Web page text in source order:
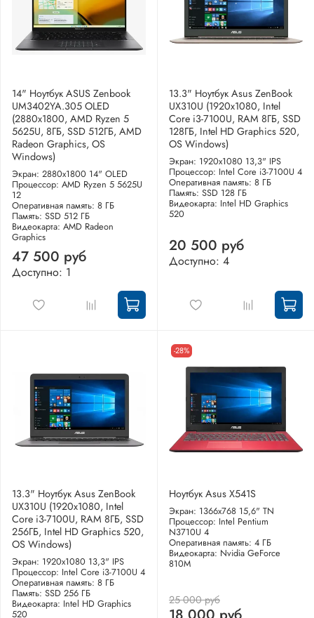
14" Ноутбук ASUS Zenbook
UM3402YA.305 OLED
(2880x1800, AMD Ryzen 5
5625U, 8ГБ, SSD 512ГБ, AMD
Radeon Graphics, OS
Windows)
Экран: 2880x1800 14" OLED
Процессор: AMD Ryzen 5 5625U
12
Оперативная память: 8 ГБ
Память: SSD 512 ГБ
Видеокарта: AMD Radeon
Graphics
47 500 руб
Доступно: 1
13.3" Ноутбук Asus ZenBook
UX310U (1920x1080, Intel
Core i3-7100U, RAM 8ГБ, SSD
128ГБ, Intel HD Graphics 520,
OS Windows)
Экран: 1920x1080 13,3" IPS
Процессор: Intel Core i3-7100U 4
Оперативная память: 8 ГБ
Память: SSD 128 ГБ
Видеокарта: Intel HD Graphics
520
20 500 руб
Доступно: 4
13.3" Ноутбук Asus ZenBook
UX310U (1920x1080, Intel
Core i3-7100U, RAM 8ГБ, SSD
256ГБ, Intel HD Graphics 520,
OS Windows)
Экран: 1920x1080 13,3" IPS
Процессор: Intel Core i3-7100U 4
Оперативная память: 8 ГБ
Память: SSD 256 ГБ
Видеокарта: Intel HD Graphics
520
-28%
Ноутбук Asus X541S
Экран: 1366x768 15,6" TN
Процессор: Intel Pentium
N3710U 4
Оперативная память: 4 ГБ
Видеокарта: Nvidia GeForce
810M
25 000 руб